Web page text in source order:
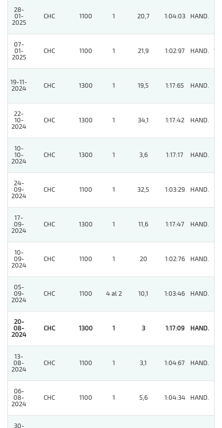
28-
01-
2025
CHC 1100 1 20,7 1:04:03 HAND.
07-
01-
2025
CHC 1100 1 21,9 1:02:97 HAND. 10
19-11-
2024
CHC 1300 1 19,5 1:17:65 HAND.
22-
10-
2024
CHC 1300 1 34,1 1:17:42 HAND.
10-
10-
2024
CHC 1300 1 3,6 1:17:17 HAND.
24-
09-
2024
CHC 1100 1 32,5 1:03:29 HAND.
17-
09-
2024
CHC 1300 1 11,6 1:17:47 HAND.
10-
09-
2024
CHC 1100 1 20 1:02:76 HAND.
05-
09-
2024
CHC 1100 4 al 2 10,1 1:03:46 HAND.
20-
08-
2024
CHC 1300 1 3 1:17:09 HAND.
13-
08-
2024
CHC 1100 1 3,1 1:04:67 HAND.
06-
08-
2024
CHC 1100 1 5,6 1:04:34 HAND.
30-